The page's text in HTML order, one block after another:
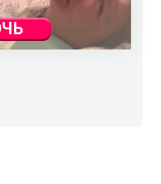
взять ребенка
предлагают искать